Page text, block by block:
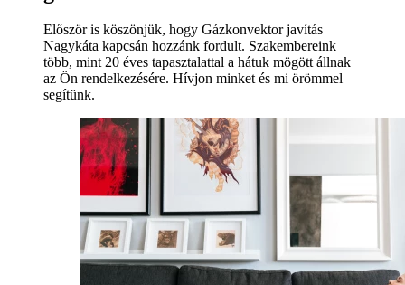
Először is köszönjük, hogy Gázkonvektor javítás
Nagykáta kapcsán hozzánk fordult. Szakembereink
több, mint 20 éves tapasztalattal a hátuk mögött állnak
az Ön rendelkezésére. Hívjon minket és mi örömmel
segítünk.